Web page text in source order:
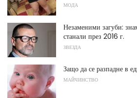
МОДА
Незаменими загуби:
станали през 2016 г.
ЗВЕЗДА
Защо да се разпадне в
МАЙЧИНСТВО